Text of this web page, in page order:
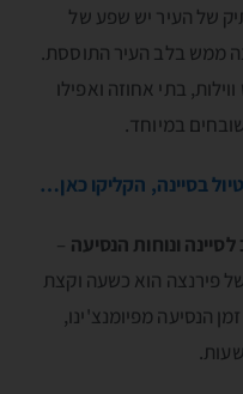
של העיר יש שפע של
ממש בלב העיר התוססת.
בתי אחוזה ואפילו
במיוחד.
ונוחות הנסיעה –
פירנצה הוא כשעה וקצת
הנסיעה מפיומנצ'ינו,